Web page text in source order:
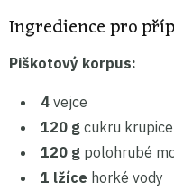
Ingredience pro
Piškotový korpus:
4 vejce
120 g cukru krupice
120 g polohrubé
1 lžíce horké vody